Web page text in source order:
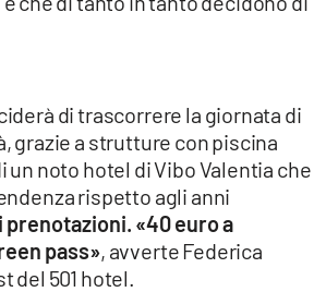
di trascorrere la giornata di
grazie a strutture con piscina
un noto hotel di Vibo Valentia che
rispetto agli anni
prenotazioni. «40 euro a
pass», avverte Federica
del 501 hotel.